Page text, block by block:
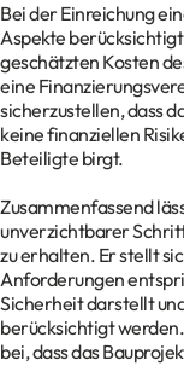
Bei der Einreichung
Aspekte
geschätzten Kosten
eine
sicherzustellen, dass
keine finanziellen
Beteiligte birgt.
Zusammenfassend
unverzichtbarer
zu erhalten. Er stellt
Anforderungen
Sicherheit darstellt
berücksichtigt
bei, dass das